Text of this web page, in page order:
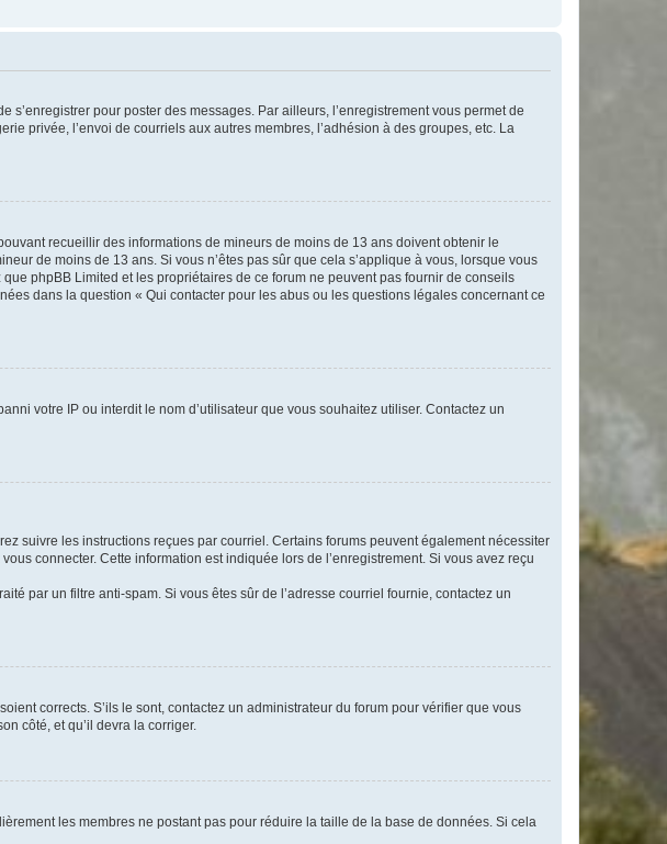
pour poster des messages. Par ailleurs, l’enregistrement vous permet de
privée, l’envoi de courriels aux autres membres, l’adhésion à des groupes, etc. La
recueillir des informations de mineurs de moins de 13 ans doivent obtenir le
de moins de 13 ans. Si vous n’êtes pas sûr que cela s’applique à vous, lorsque vous
phpBB Limited et les propriétaires de ce forum ne peuvent pas fournir de conseils
dans la question « Qui contacter pour les abus ou les questions légales concernant ce
votre IP ou interdit le nom d’utilisateur que vous souhaitez utiliser. Contactez un
suivre les instructions reçues par courriel. Certains forums peuvent également nécessiter
connecter. Cette information est indiquée lors de l’enregistrement. Si vous avez reçu
par un filtre anti-spam. Si vous êtes sûr de l’adresse courriel fournie, contactez un
corrects. S’ils le sont, contactez un administrateur du forum pour vérifier que vous
côté, et qu’il devra la corriger.
les membres ne postant pas pour réduire la taille de la base de données. Si cela